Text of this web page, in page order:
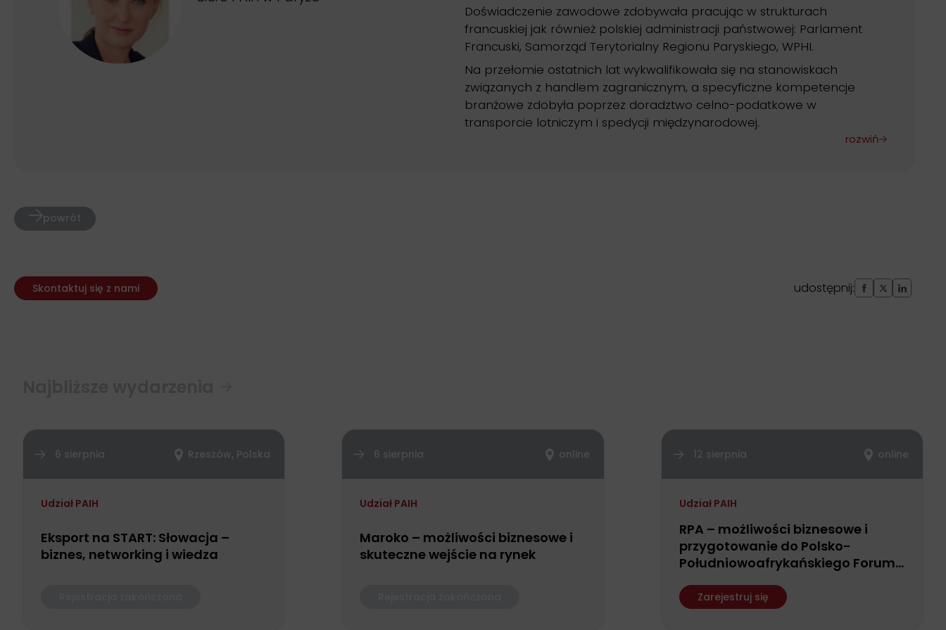
Doświadczenie zawodowe zdobywała pracując w strukturach
francuskiej jak również polskiej administracji państwowej: Parlament
Francuski, Samorząd Terytorialny Regionu Paryskiego, WPHI.
Na przełomie ostatnich lat wykwalifikowała się na stanowiskach
związanych z handlem zagranicznym, a specyficzne kompetencje
branżowe zdobyła poprzez doradztwo celno-podatkowe w
transporcie lotniczym i spedycji międzynarodowej.
rozwiń
powrót
Skontaktuj się z nami udostępnij:
6 sierpnia Rzeszów, Polska
Udział PAIH
Eksport na START: Słowacja –
biznes, networking i wiedza
6 sierpnia online
Udział PAIH
Maroko – możliwości biznesowe i
skuteczne wejście na rynek
12 sierpnia online
Udział PAIH
RPA – możliwości biznesowe i
przygotowanie do Polsko-
Południowoafrykańskiego Forum
Zarejestruj się